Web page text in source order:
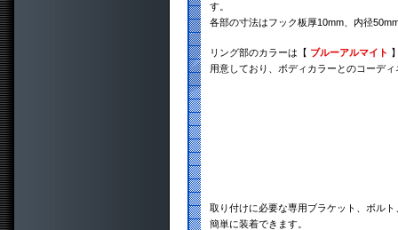
す。
各部の寸法はフック板厚10mm、内径
リング部のカラーは【 ブルーアルマイト
用意しており、ボディカラーとのコーデ
取り付けに必要な専用ブラケット、ボル
簡単に装着できます。